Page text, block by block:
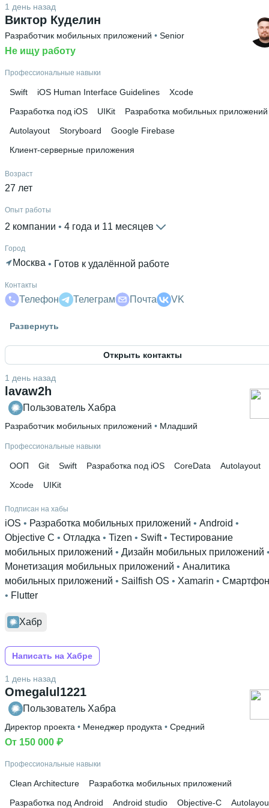
Дополнительное образование
SwiftBook
Виктор Куделин
1 день назад
Разработчик мобильных приложений • Senior
Не ищу работу
Профессиональные навыки
Swift iOS Human Interface Guidelines
Xcode
Разработка под iOS
UIKit
Разработка мобильных приложений
Autolayout
Storyboard
Google Firebase
Клиент-серверные приложения
Возраст
27 лет
Опыт работы
2 компании 4 года и 11 месяцев
Город
Москва • Готов к удалённой работе
Контакты
Телефон Телеграм Почта VK
Гражданство
Дополнительное образование
Развернуть
Открыть контакты
lavaw2h
1 день назад
Пользователь Хабра
Разработчик мобильных приложений • Младший
Профессиональные навыки
ООП Git Swift Разработка под iOS CoreData
Autolayout
Xcode
UIKit
Подписан на хабы
iOS • Разработка мобильных приложений • Android
Objective C • Отладка • Tizen • Swift • Тестирование
мобильных приложений • Дизайн мобильных приложений
Монетизация мобильных приложений • Аналитика
мобильных приложений • Sailfish OS • Xamarin •
• Flutter
Хабр
Написать на Хабре
Omegalul1221
1 день назад
Пользователь Хабра
Директор проекта • Менеджер продукта • Средний
От 150 000 ₽
Профессиональные навыки
Clean Architecture
Разработка мобильных приложений
Разработка под Android
Android studio Objective-С